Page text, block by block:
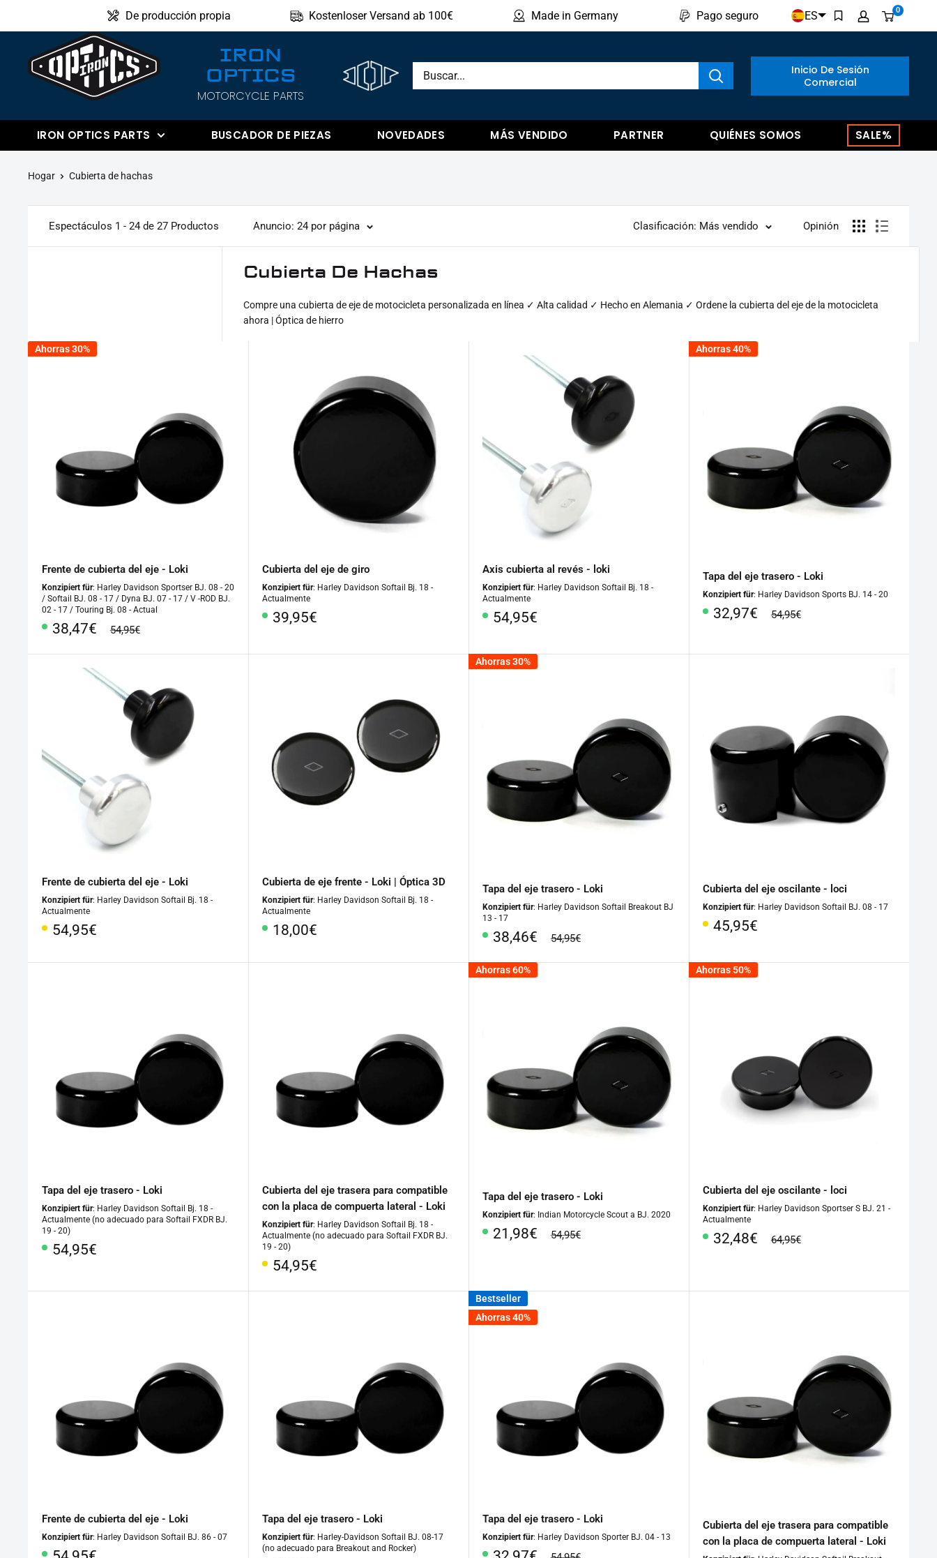
al
contenido
De producción propia Kostenloser Versand ab 100€ Made in Germany Pago seguro ES 0
IRON
IRON
OPTICS
MOTORCYCLE PARTS
Inicio De Sesión
Comercial
IRON OPTICS PARTS BUSCADOR DE PIEZAS NOVEDADES MÁS VENDIDO PARTNER QUIÉNES SOMOS SALE%
Mostrar productos
Hogar Cubierta de hachas
Espectáculos 1 - 24 de 27 Productos Anuncio: 24 por página Clasificación: Más vendido Opinión
Cubierta De Hachas
Compre una cubierta de eje de motocicleta personalizada en línea ✓ Alta calidad ✓ Hecho en Alemania ✓ Ordene la cubierta del eje de la motocicleta
ahora | Óptica de hierro
Ahorras 30%
Frente de cubierta del eje - Loki
Konzipiert für: Harley Davidson Sportser BJ. 08 - 20
/ Softail BJ. 08 - 17 / Dyna BJ. 07 - 17 / V -ROD BJ.
02 - 17 / Touring Bj. 08 - Actual
Precio
38,47€
precio
54,95€
Cubierta del eje de giro
Konzipiert für: Harley Davidson Softail Bj. 18 -
Actualmente
Precio
39,95€
Axis cubierta al revés - loki
Konzipiert für: Harley Davidson Softail Bj. 18 -
Actualmente
Precio
54,95€
Ahorras 40%
Tapa del eje trasero - Loki
Konzipiert für: Harley Davidson Sports BJ. 14 - 20
Precio
32,97€
precio
54,95€
Frente de cubierta del eje - Loki
Konzipiert für: Harley Davidson Softail Bj. 18 -
Actualmente
Precio
54,95€
Cubierta de eje frente - Loki | Óptica 3D
Konzipiert für: Harley Davidson Softail Bj. 18 -
Actualmente
Precio
18,00€
Ahorras 30%
Tapa del eje trasero - Loki
Konzipiert für: Harley Davidson Softail Breakout BJ
13 - 17
Precio
38,46€
precio
54,95€
Cubierta del eje oscilante - loci
Konzipiert für: Harley Davidson Softail BJ. 08 - 17
Precio
45,95€
Tapa del eje trasero - Loki
Konzipiert für: Harley Davidson Softail Bj. 18 -
Actualmente (no adecuado para Softail FXDR BJ.
19 - 20)
Precio
54,95€
Cubierta del eje trasera para compatible
con la placa de compuerta lateral - Loki
Konzipiert für: Harley Davidson Softail Bj. 18 -
Actualmente (no adecuado para Softail FXDR BJ.
19 - 20)
Precio
54,95€
Ahorras 60%
Tapa del eje trasero - Loki
Konzipiert für: Indian Motorcycle Scout a BJ. 2020
Precio
21,98€
precio
54,95€
Ahorras 50%
Cubierta del eje oscilante - loci
Konzipiert für: Harley Davidson Sportser S BJ. 21 -
Actualmente
Precio
32,48€
precio
64,95€
Frente de cubierta del eje - Loki
Konzipiert für: Harley Davidson Softail BJ. 86 - 07
Tapa del eje trasero - Loki
Konzipiert für: Harley-Davidson Softail BJ. 08-17
(no adecuado para Breakout and Rocker)
Bestseller
Ahorras 40%
Tapa del eje trasero - Loki
Konzipiert für: Harley Davidson Sporter BJ. 04 - 13
Cubierta del eje trasera para compatible
con la placa de compuerta lateral - Loki